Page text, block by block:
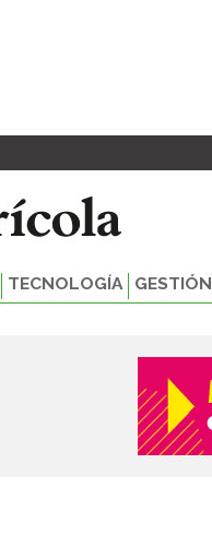
TECNOLOGÍA GESTIÓN